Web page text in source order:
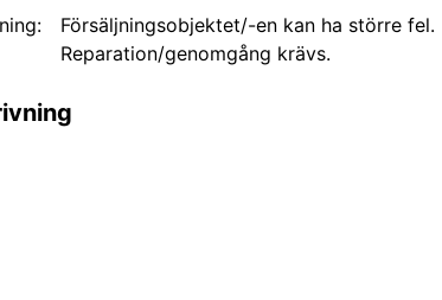
Försäljningsobjektet/-en kan ha större fel.
Reparation/genomgång krävs.